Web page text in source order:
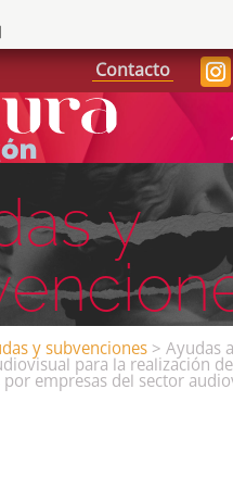
Contacto
y
y subvenciones> Ayudas
para la realización de
empresas del sector